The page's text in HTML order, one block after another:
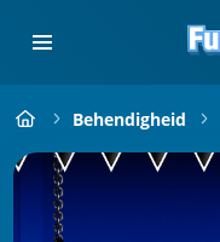
Behendigheid